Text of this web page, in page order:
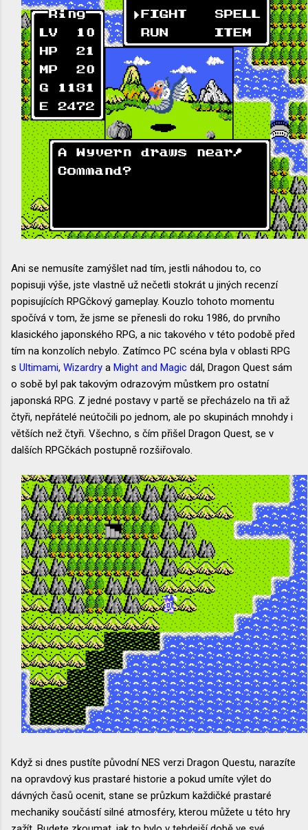
Ani se nemusíte zamýšlet nad tím, jestli náhodou to, co
popisuji výše, jste vlastně už nečetli stokrát u jiných recenzí
popisujících RPGčkový gameplay. Kouzlo tohoto momentu
spočívá v tom, že jsme se přenesli do roku 1986, do prvního
klasického japonského RPG, a nic takového v této podobě před
tím na konzolích nebylo. Zatímco PC scéna byla v oblasti RPG
s Ultimami, Wizardry a Might and Magic dál, Dragon Quest sám
o sobě byl pak takovým odrazovým můstkem pro ostatní
japonská RPG. Z jedné postavy v partě se přecházelo na tři až
čtyři, nepřátelé neútočili po jednom, ale po skupinách mnohdy i
větších než čtyři. Všechno, s čím přišel Dragon Quest, se v
dalších RPGčkách postupně rozšiřovalo.
Když si dnes pustíte původní NES verzi Dragon Questu, narazíte
na opravdový kus prastaré historie a pokud umíte výlet do
dávných časů ocenit, stane se průzkum každičké prastaré
mechaniky součástí silné atmosféry, kterou můžete u této hry